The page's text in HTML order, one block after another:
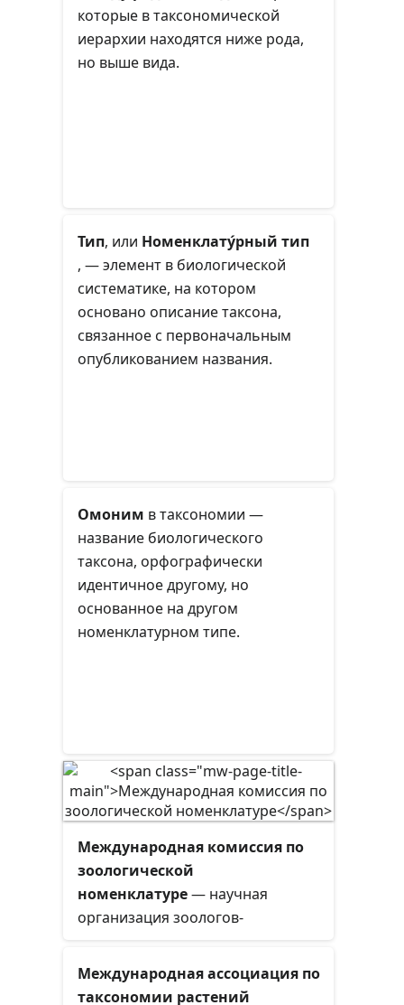
которые в таксономической
иерархии находятся ниже рода,
но выше вида.
Тип, или Номенклату́рный тип
, — элемент в биологической
систематике, на котором
основано описание таксона,
связанное с первоначальным
опубликованием названия.
Омоним в таксономии —
название биологического
таксона, орфографически
идентичное другому, но
основанное на другом
номенклатурном типе.
Международная комиссия по
зоологической
номенклатуре— научная
организация зоологов-
созданная в 1895 году для
упорядочения правил научного
Международная ассоциация по
таксономии растений